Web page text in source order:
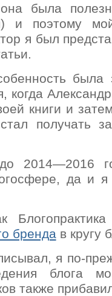
была
и поэтому
я был
когда
книги и
получать
2014—2016
да и я
брендав кругу
я по-
блога
также